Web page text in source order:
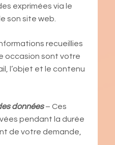
exprimées via le
son site web.
recueillies
occasion sont votre
l’objet et le contenu
données– Ces
pendant la durée
de votre demande,